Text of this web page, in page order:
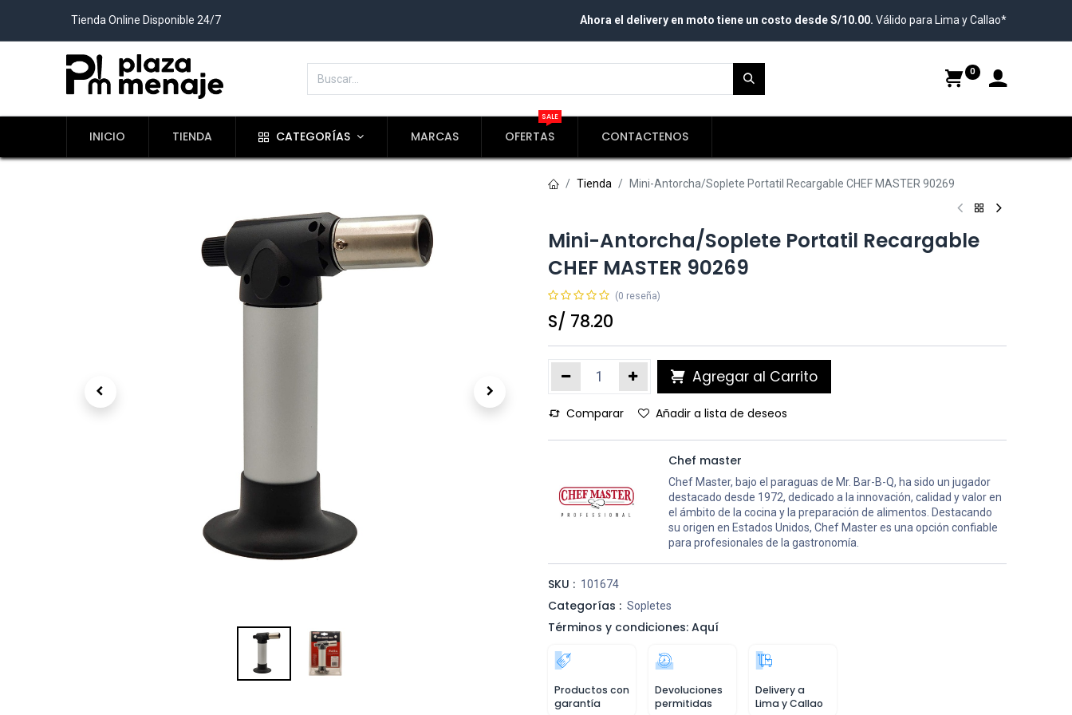
Tienda Online Disponible 24/7 Ahora el delivery en moto tiene un costo desde S/10.00. Válido para Lima y Callao*
0
INICIO TIENDA CATEGORÍAS MARCAS OFERTAS
SALE
CONTACTENOS
Tienda Mini-Antorcha/Soplete Portatil Recargable CHEF MASTER 90269
Mini-Antorcha/Soplete Portatil Recargable
CHEF MASTER 90269
(0 reseña)
S/ 78.20
Agregar al Carrito
Comparar Añadir a lista de deseos
Chef master
Chef Master, bajo el paraguas de Mr. Bar-B-Q, ha sido un jugador
destacado desde 1972, dedicado a la innovación, calidad y valor en
el ámbito de la cocina y la preparación de alimentos. Destacando
su origen en Estados Unidos, Chef Master es una opción confiable
para profesionales de la gastronomía.
SKU : 101674
Categorías : Sopletes
Términos y condiciones: Aquí
Productos con
garantía
Devoluciones
permitidas
Delivery a
Lima y Callao